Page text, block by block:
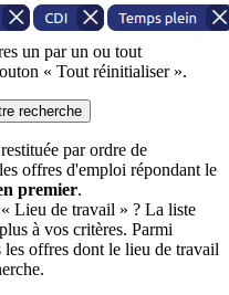
un par un ou tout
« Tout réinitialiser ».
recherche
par ordre de
offres d'emploi répondant le
premier.
Lieu de travail » ? La liste
à vos critères. Parmi
les offres dont le lieu de travail